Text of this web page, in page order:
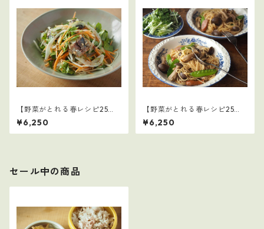
【野菜がとれる春レシピ25
選】2
¥6,250
【野菜がとれる春レシピ25
選】1
¥6,250
セール中の商品